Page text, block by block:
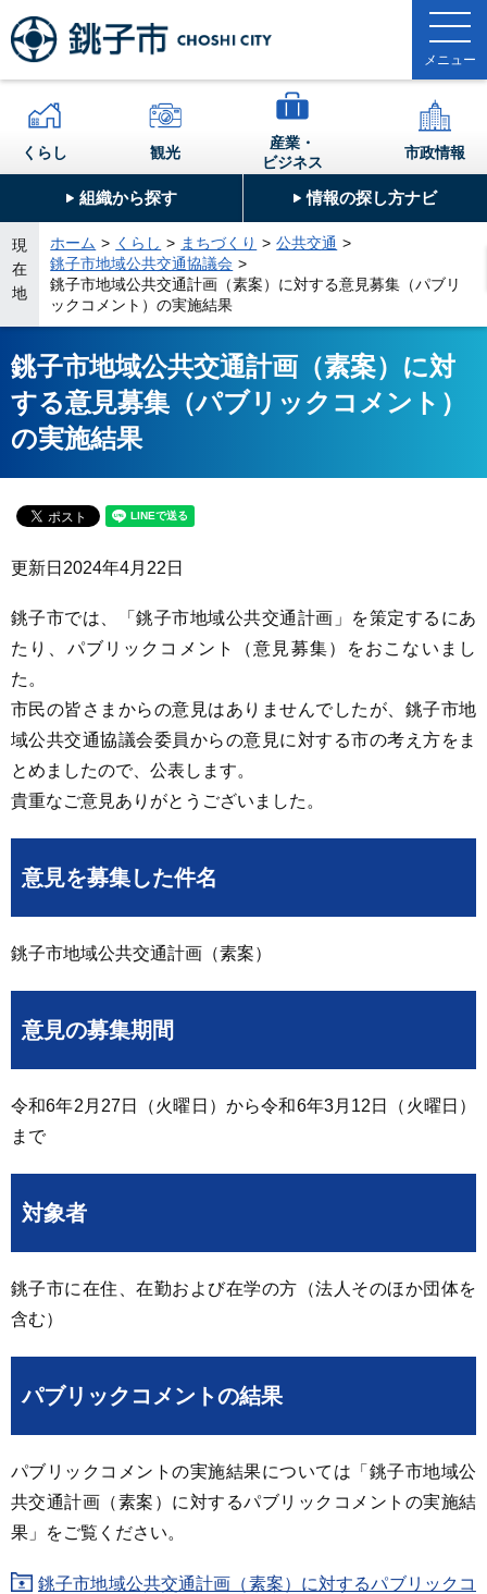
組織から探す 情報の探し方ナビ
くらし 観光
産業・
ビジネス
市政情報
現
在
地
ホーム くらし まちづくり
公共交通
銚子市地域公共交通協議会
銚子市地域公共交通計画（素案）に対する意見募集（パブリ
ックコメント）の実施結果
銚子市地域公共交通計画（素案）に対
する意見募集（パブリックコメント）
の実施結果
更新日 2024年4月22日
銚子市では、「銚子市地域公共交通計画」を策定するにあ
たり、パブリックコメント（意見募集）をおこないまし
た。
市民の皆さまからの意見はありませんでしたが、銚子市地
域公共交通協議会委員からの意見に対する市の考え方をま
とめましたので、公表します。
貴重なご意見ありがとうございました。
意見を募集した件名
銚子市地域公共交通計画（素案）
意見の募集期間
令和6年2月27日（火曜日）から令和6年3月12日（火曜日）
まで
対象者
銚子市に在住、在勤および在学の方（法人そのほか団体を
含む）
パブリックコメントの結果
パブリックコメントの実施結果については「銚子市地域公
共交通計画（素案）に対するパブリックコメントの実施結
果」をご覧ください。
銚子市地域公共交通計画（素案）に対するパブリックコ